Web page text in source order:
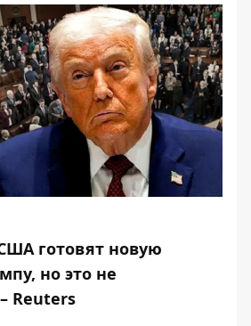
готовят новую
но это не
Reuters